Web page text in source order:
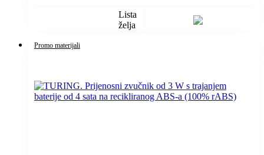
Lista
želja
Promo materijali